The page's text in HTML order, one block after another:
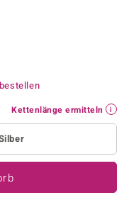
Kettenlänge ermitteln